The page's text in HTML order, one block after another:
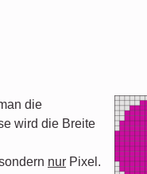
die
wird die Breite
nur Pixel.